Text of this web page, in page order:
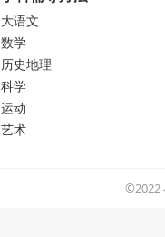
大语文
数学
历史地理
科学
运动
艺术
©2022